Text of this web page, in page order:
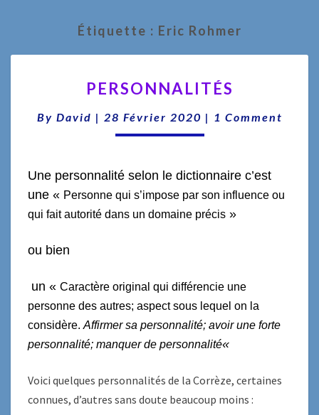
Étiquette : Eric Rohmer
PERSONNALITÉS
By David | 28 Février 2020 | Comments
1 Comment
Une personnalité selon le dictionnaire c’est
une « Personne qui s’impose par son influence ou
qui fait autorité dans un domaine précis »
ou bien
un « Caractère original qui différencie une
personne des autres; aspect sous lequel on la
considère. Affirmer sa personnalité; avoir une forte
personnalité; manquer de personnalité«
Voici quelques personnalités de la Corrèze, certaines
connues, d’autres sans doute beaucoup moins :